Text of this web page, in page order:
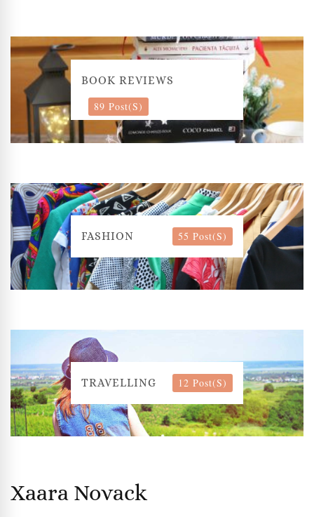
BOOK REVIEWS
89 Post(s)
FASHION 55 Post(s)
TRAVELLING 12 Post(s)
Xaara Novack